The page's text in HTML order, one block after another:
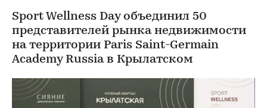
Sport Wellness Day объединил 50
представителей рынка недвижимости
на территории Paris Saint-Germain
Academy Russia в Крылатском